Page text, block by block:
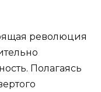
революция
Полагаясь